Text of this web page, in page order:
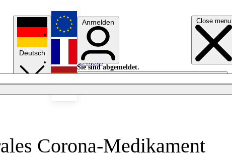
Close menu
Deutsch
English
Français
Anmelden
Sie sind abgemeldet.
Anmelden
Licht aus
Corona-Medikament